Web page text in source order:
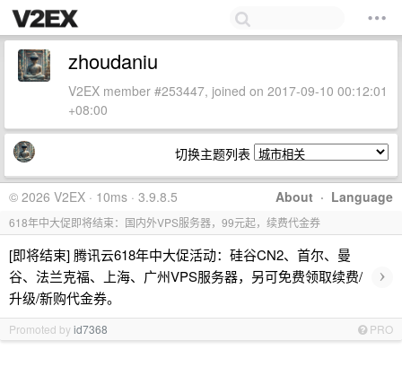
zhoudaniu
V2EX member #253447, joined on 2017-09-10 00:12:01
+08:00
切换主题列表
About · Language
© 2026 V2EX · 10ms · 3.9.8.5
618年中大促即将结束：国内外VPS服务器，99元起，续费代金券
[即将结束] 腾讯云618年中大促活动：硅谷CN2、首尔、曼
谷、法兰克福、上海、广州VPS服务器，另可免费领取续费/
升级/新购代金券。
›
Promoted byid7368 PRO